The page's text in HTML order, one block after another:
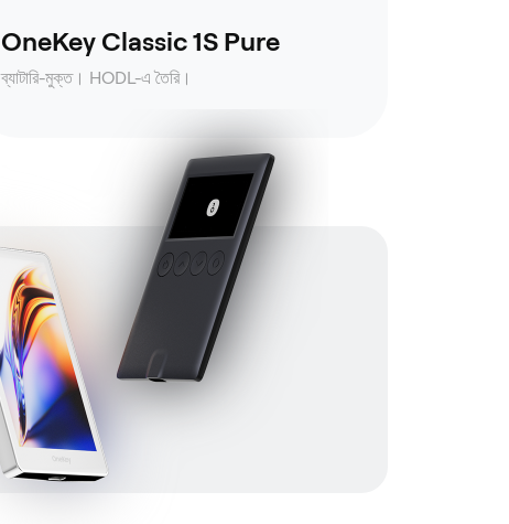
OneKey Classic 1S Pure
ব্যাটারি-মুক্ত। HODL-এ তৈরি।